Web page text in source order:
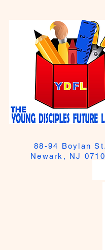
88-94 Boylan St.
Newark, NJ